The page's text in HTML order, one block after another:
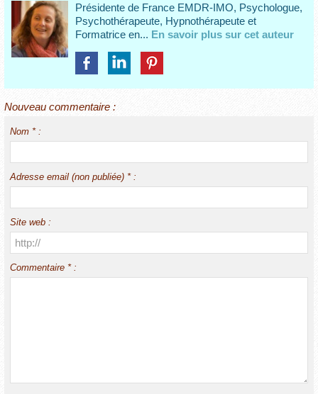
Présidente de France EMDR-IMO, Psychologue,
Psychothérapeute, Hypnothérapeute et
Formatrice en... En savoir plus sur cet auteur
Nouveau commentaire :
Nom * :
Adresse email (non publiée) * :
Site web :
Commentaire * :